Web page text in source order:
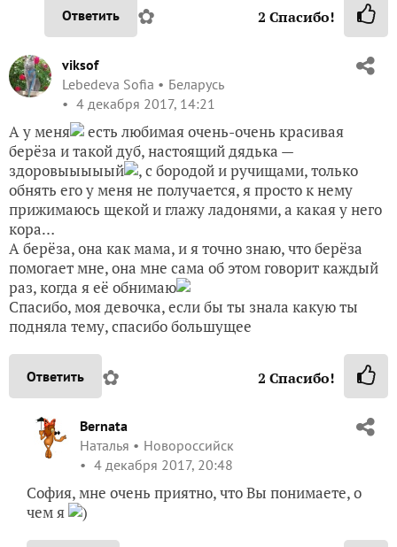
Ответить ✿ 2 Спасибо!
viksof
Lebedeva Sofia
Беларусь
4 декабря 2017, 14:21
А у меня
есть любимая очень-очень красивая
берёза и такой дуб, настоящий дядька —
здоровыыыыый
, с бородой и ручищами, только
обнять его у меня не получается, я просто к нему
прижимаюсь щекой и глажу ладонями, а какая у него
кора…
А берёза, она как мама, и я точно знаю, что берёза
помогает мне, она мне сама об этом говорит каждый
раз, когда я её обнимаю
Спасибо, моя девочка, если бы ты знала какую ты
подняла тему, спасибо большущее
Ответить ✿ 2 Спасибо!
Bernata
Наталья
Новороссийск
4 декабря 2017, 20:48
София, мне очень приятно, что Вы понимаете, о
чем я
)